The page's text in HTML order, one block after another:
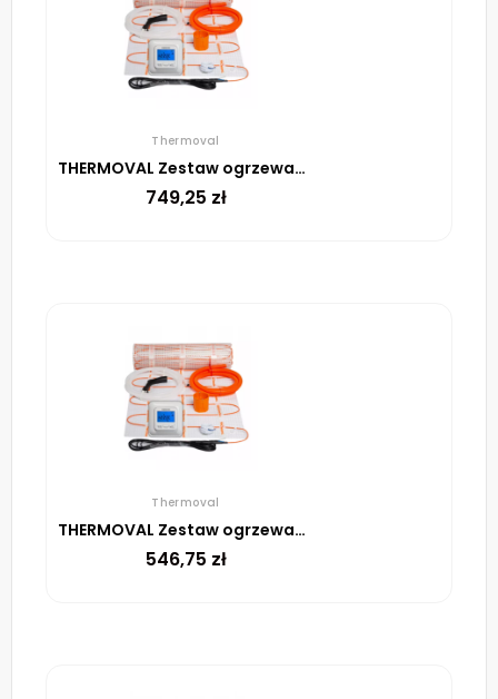
Thermoval
THERMOVAL Zestaw ogrzewania podłogowego – mata TV TO 3,5m² 170W/m² regulator TVT 04 ED biały
749,25 zł
Thermoval
THERMOVAL Zestaw ogrzewania podłogowego – mata TV TO 2m² 170W/m² regulator TVT 04 ED biały
546,75 zł